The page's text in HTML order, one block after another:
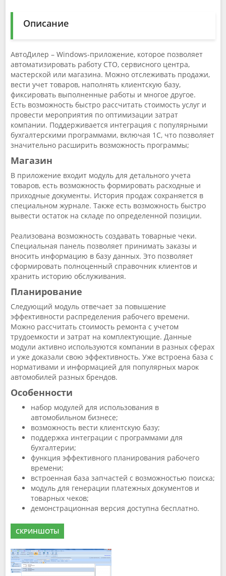
Описание
АвтоДилер – Windows-приложение, которое позволяет
автоматизировать работу СТО, сервисного центра,
мастерской или магазина. Можно отслеживать продажи,
вести учет товаров, наполнять клиентскую базу,
фиксировать выполненные работы и многое другое.
Есть возможность быстро рассчитать стоимость услуг и
провести мероприятия по оптимизации затрат
компании. Поддерживается интеграция с популярными
бухгалтерскими программами, включая 1С, что позволяет
значительно расширить возможность программы;
Магазин
В приложение входит модуль для детального учета
товаров, есть возможность формировать расходные и
приходные документы. История продаж сохраняется в
специальном журнале. Также есть возможность быстро
вывести остаток на складе по определенной позиции.
Реализована возможность создавать товарные чеки.
Специальная панель позволяет принимать заказы и
вносить информацию в базу данных. Это позволяет
сформировать полноценный справочник клиентов и
хранить историю обслуживания.
Планирование
Следующий модуль отвечает за повышение
эффективности распределения рабочего времени.
Можно рассчитать стоимость ремонта с учетом
трудоемкости и затрат на комплектующие. Данные
модули активно используются компании в разных сферах
и уже доказали свою эффективность. Уже встроена база с
нормативами и информацией для популярных марок
автомобилей разных брендов.
Особенности
набор модулей для использования в
автомобильном бизнесе;
возможность вести клиентскую базу;
поддержка интеграции с программами для
бухгалтерии;
функция эффективного планирования рабочего
времени;
встроенная база запчастей с возможностью поиска;
модуль для генерации платежных документов и
товарных чеков;
демонстрационная версия доступна бесплатно.
СКРИНШОТЫ